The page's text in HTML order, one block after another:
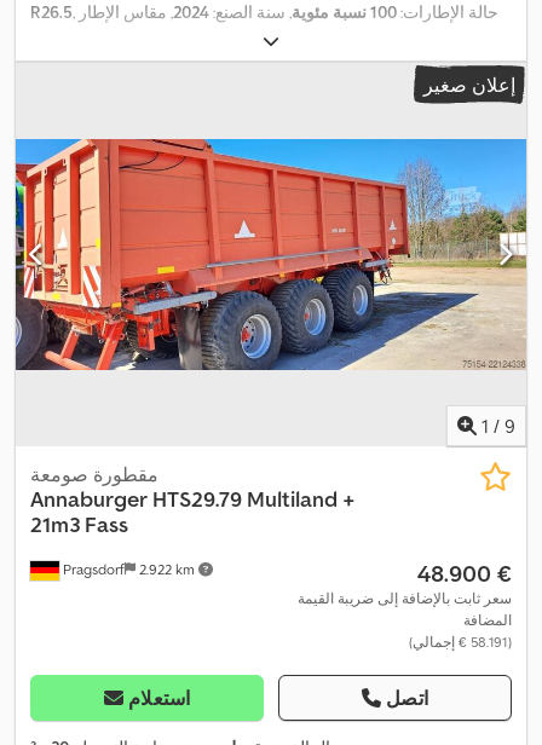
R26.5
, حالة الإطارات:100 نسبة مئوية , سنة الصنع:2024, مقاس الإطار
فرملة الهواء المضغوط
إعلان صغير
1 / 9
Pragsdorf 2.922 km
مقطورة صومعة
Annaburger HTS29.79 Multiland +
21m3 Fass
‏48.900 €
سعر ثابت بالإضافة إلى ضريبة القيمة
المضافة
(‏58.191 € إجمالي)
استعلام اتصل